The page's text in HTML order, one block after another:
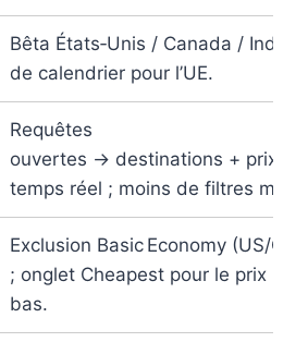
Bêta États‑Unis / Canada / Inde ;
de calendrier pour l’UE.
Requêtes
ouvertes → destinations + prix en
temps réel ; moins de filtres
Exclusion Basic Economy (US/
; onglet Cheapest pour le prix le
bas.